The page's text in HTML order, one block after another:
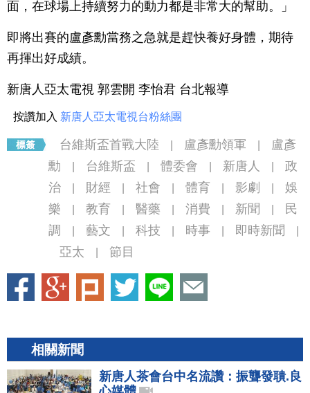
面，在球場上持續努力的動力都是非常大的幫助。」
即將出賽的盧彥勳當務之急就是趕快養好身體，期待
再揮出好成績。
新唐人亞太電視 郭雲開 李怡君 台北報導
按讚加入 新唐人亞太電視台粉絲團
台維斯盃首戰大陸 盧彥勳領軍
盧彥
勳
台維斯盃 體委會 新唐人
政
治
財經 社會 體育 影劇
娛
樂
教育 醫藥 消費 新聞
民
調
藝文 科技 時事 即時新聞
亞太 節目
相關新聞
新唐人茶會台中名流讚：振聾發聵.良